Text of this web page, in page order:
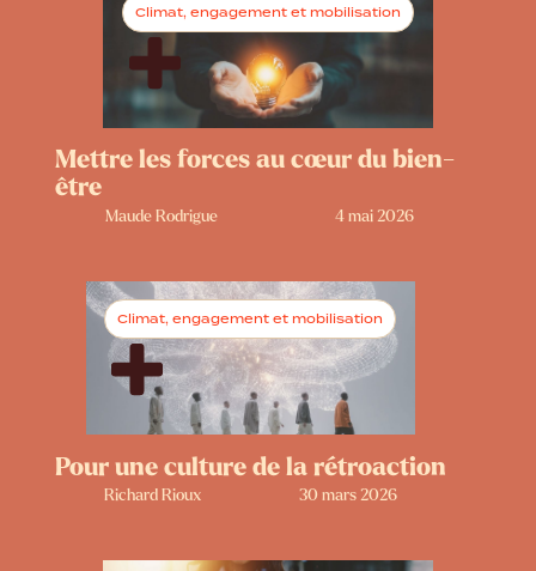
Climat, engagement et mobilisation
Mettre les forces au cœur du bien-
être
Maude Rodrigue 4 mai 2026
Climat, engagement et mobilisation
Pour une culture de la rétroaction
Richard Rioux 30 mars 2026